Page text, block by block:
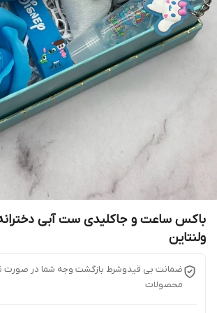
باکس ساعت و جاکلیدی ست آبی دخترانه
ولنتاین
ضمانت بی قیدوشرط بازگشت وجه شما در صورت
محصولات